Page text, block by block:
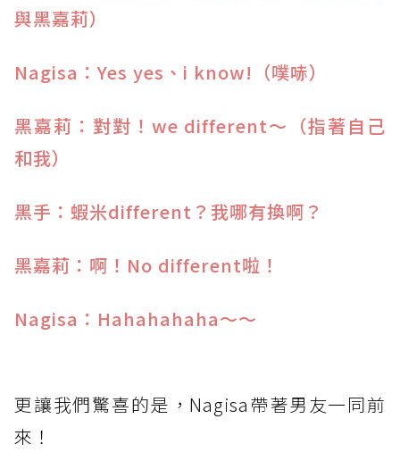
與黑嘉莉）
Nagisa：Yes yes、i know!（噗哧）
黑嘉莉：對對！we different～（指著自己
和我）
黑手：蝦米different？我哪有換啊？
黑嘉莉：啊！No different啦！
Nagisa：Hahahahaha～～
更讓我們驚喜的是，Nagisa帶著男友一同前
來！